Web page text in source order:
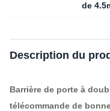
de
Description du
Barrière de porte à
télécommande de